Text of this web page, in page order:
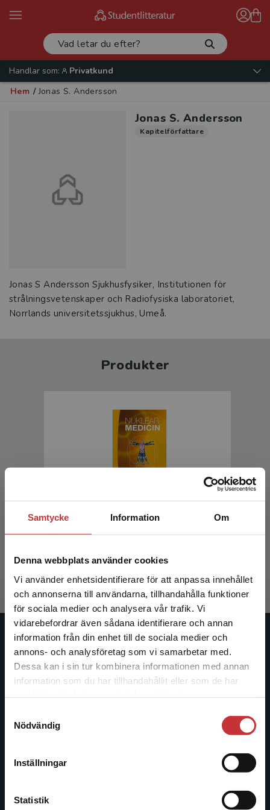
Samtycke Information Om
Denna webbplats använder cookies
Vi använder enhetsidentifierare för att anpassa innehållet
och annonserna till användarna, tillhandahålla funktioner
för sociala medier och analysera vår trafik. Vi
vidarebefordrar även sådana identifierare och annan
information från din enhet till de sociala medier och
annons- och analysföretag som vi samarbetar med.
Dessa kan i sin tur kombinera informationen med annan
information som du har tillhandahållit eller som de har
Nödvändig
Inställningar
Statistik
Begränsad fraktregion
Det verkar som att du besöker
studentlitteratur.se via en enhet utanför Sverige.
Vi erbjuder inte leveranser utanför Sverige. För
att kunna slutföra ett köp måste
Handlar som:
Privatkund
Hem / Jonas S. Andersson
Jonas S. Andersson
Kapitelförfattare
Jonas S Andersson Sjukhusfysiker, Institutionen för
strålningsvetenskaper och Radiofysiska laboratoriet,
Norrlands universitetssjukhus, Umeå.
Produkter
Nuklearmedicin
332 krinkl. moms
Studentlitteratur
Studentlitteratur grundades 1963 och är idag Sveriges
ledande utbildningsförlag. Med läromedel, kurslitteratur,
facklitteratur, utbildningar och digitala
informationstjänster i utbudet, finns Studentlitteratur med
längs hela kunskapsresan.
Kontakta oss